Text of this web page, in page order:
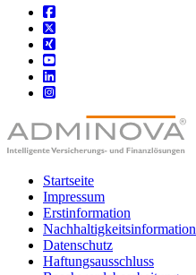
Startseite
Impressum
Erstinformation
Nachhaltigkeitsinformation
Datenschutz
Haftungsausschluss